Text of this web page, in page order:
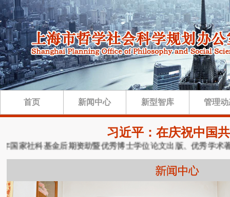
首页 新闻中心 新型智库 管理
习近平：在庆祝中国
社科基金后期资助暨优秀博士学位论文出版、优秀学术著作